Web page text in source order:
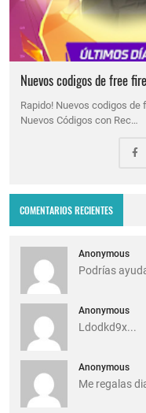
Nuevos codigos de free
Rapido! Nuevos codigos
Nuevos Códigos con Rec…
COMENTARIOS RECIENTES
Anonymous
Podrías
Anonymous
Ldodkd9x...
Anonymous
Me regalas